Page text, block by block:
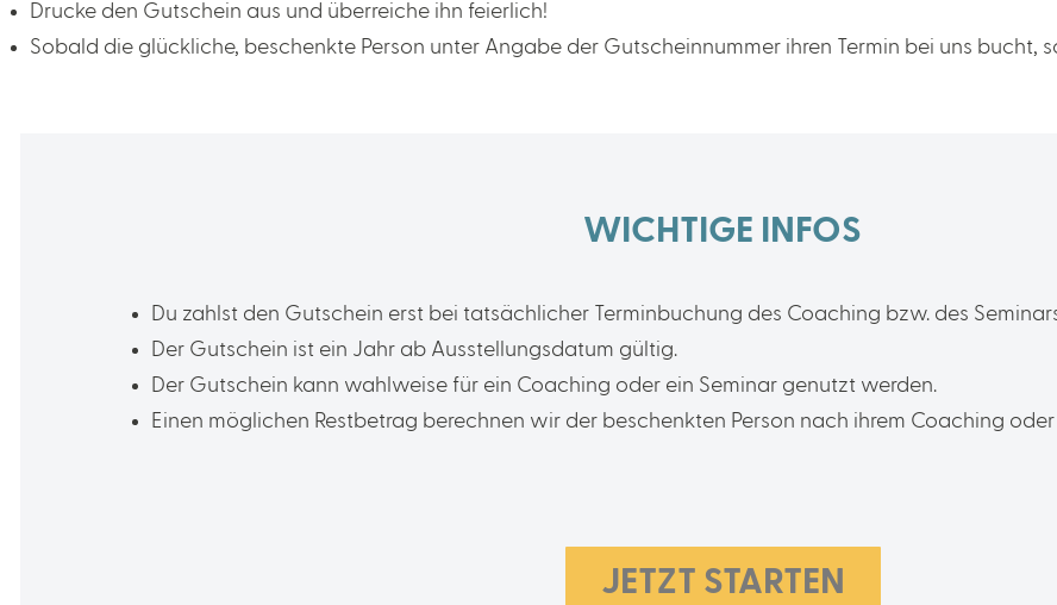
Drucke den Gutschein aus und überreiche ihn feierlich!
Sobald die glückliche, beschenkte Person unter Angabe der Gutscheinnummer ihren Termin bei uns bucht,
WICHTIGE INFOS
Du zahlst den Gutschein erst bei tatsächlicher Terminbuchung des Coaching bzw. des
Der Gutschein ist ein Jahr ab Ausstellungsdatum gültig.
Der Gutschein kann wahlweise für ein Coaching oder ein Seminar genutzt werden.
Einen möglichen Restbetrag berechnen wir der beschenkten Person nach ihrem Coaching
JETZT STARTEN